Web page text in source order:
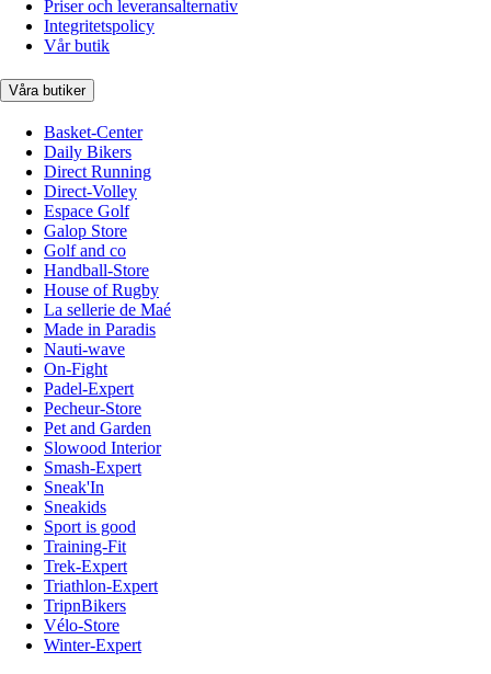
Priser och leveransalternativ
Integritetspolicy
Vår butik
Våra butiker
Basket-Center
Daily Bikers
Direct Running
Direct-Volley
Espace Golf
Galop Store
Golf and co
Handball-Store
House of Rugby
La sellerie de Maé
Made in Paradis
Nauti-wave
On-Fight
Padel-Expert
Pecheur-Store
Pet and Garden
Slowood Interior
Smash-Expert
Sneak'In
Sneakids
Sport is good
Training-Fit
Trek-Expert
Triathlon-Expert
TripnBikers
Vélo-Store
Winter-Expert